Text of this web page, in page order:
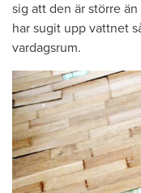
sig att den är större
har sugit upp vattnet
vardagsrum.